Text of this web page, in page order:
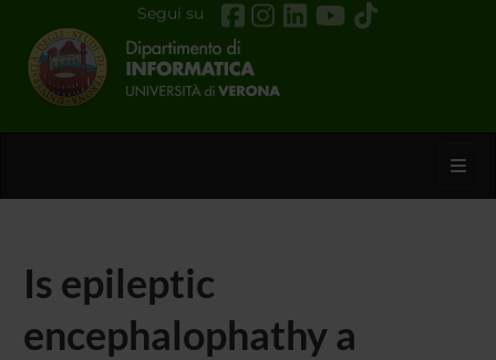
Segui su
Is epileptic
encephalophathy a